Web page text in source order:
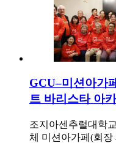
GCU–미션아가
트 바리스타 아
조지아센추럴대학
체 미션아가페(회